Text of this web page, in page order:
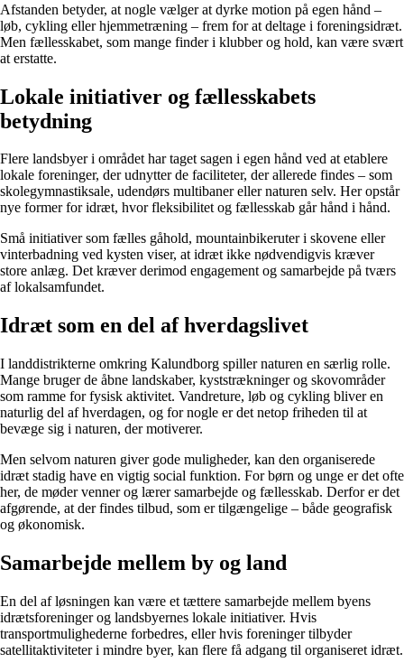
Afstanden betyder, at nogle vælger at dyrke motion på egen hånd –
løb, cykling eller hjemmetræning – frem for at deltage i foreningsidræt.
Men fællesskabet, som mange finder i klubber og hold, kan være svært
at erstatte.
Lokale initiativer og fællesskabets
betydning
Flere landsbyer i området har taget sagen i egen hånd ved at etablere
lokale foreninger, der udnytter de faciliteter, der allerede findes – som
skolegymnastiksale, udendørs multibaner eller naturen selv. Her opstår
nye former for idræt, hvor fleksibilitet og fællesskab går hånd i hånd.
Små initiativer som fælles gåhold, mountainbikeruter i skovene eller
vinterbadning ved kysten viser, at idræt ikke nødvendigvis kræver
store anlæg. Det kræver derimod engagement og samarbejde på tværs
af lokalsamfundet.
Idræt som en del af hverdagslivet
I landdistrikterne omkring Kalundborg spiller naturen en særlig rolle.
Mange bruger de åbne landskaber, kyststrækninger og skovområder
som ramme for fysisk aktivitet. Vandreture, løb og cykling bliver en
naturlig del af hverdagen, og for nogle er det netop friheden til at
bevæge sig i naturen, der motiverer.
Men selvom naturen giver gode muligheder, kan den organiserede
idræt stadig have en vigtig social funktion. For børn og unge er det ofte
her, de møder venner og lærer samarbejde og fællesskab. Derfor er det
afgørende, at der findes tilbud, som er tilgængelige – både geografisk
og økonomisk.
Samarbejde mellem by og land
En del af løsningen kan være et tættere samarbejde mellem byens
idrætsforeninger og landsbyernes lokale initiativer. Hvis
transportmulighederne forbedres, eller hvis foreninger tilbyder
satellitaktiviteter i mindre byer, kan flere få adgang til organiseret idræt.